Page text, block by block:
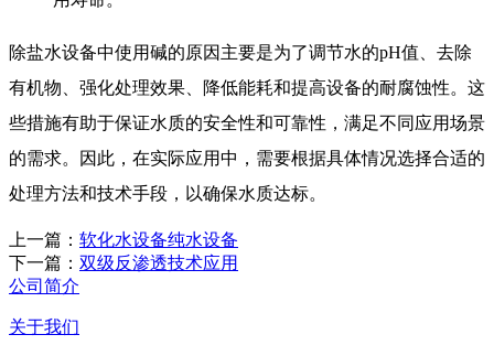
除盐水设备中使用碱的原因主要是为了调节水的pH值、去除
有机物、强化处理效果、降低能耗和提高设备的耐腐蚀性。这
些措施有助于保证水质的安全性和可靠性，满足不同应用场景
的需求。因此，在实际应用中，需要根据具体情况选择合适的
处理方法和技术手段，以确保水质达标。
上一篇： 软化水设备纯水设备
下一篇： 双级反渗透技术应用
公司简介
关于我们